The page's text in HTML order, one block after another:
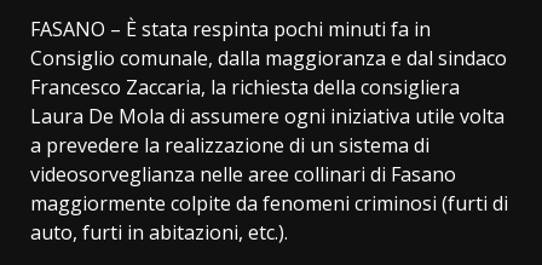
FASANO – È stata respinta pochi minuti fa in
Consiglio comunale, dalla maggioranza e dal sindaco
Francesco Zaccaria, la richiesta della consigliera
Laura De Mola di assumere ogni iniziativa utile volta
a prevedere la realizzazione di un sistema di
videosorveglianza nelle aree collinari di Fasano
maggiormente colpite da fenomeni criminosi (furti di
auto, furti in abitazioni, etc.).